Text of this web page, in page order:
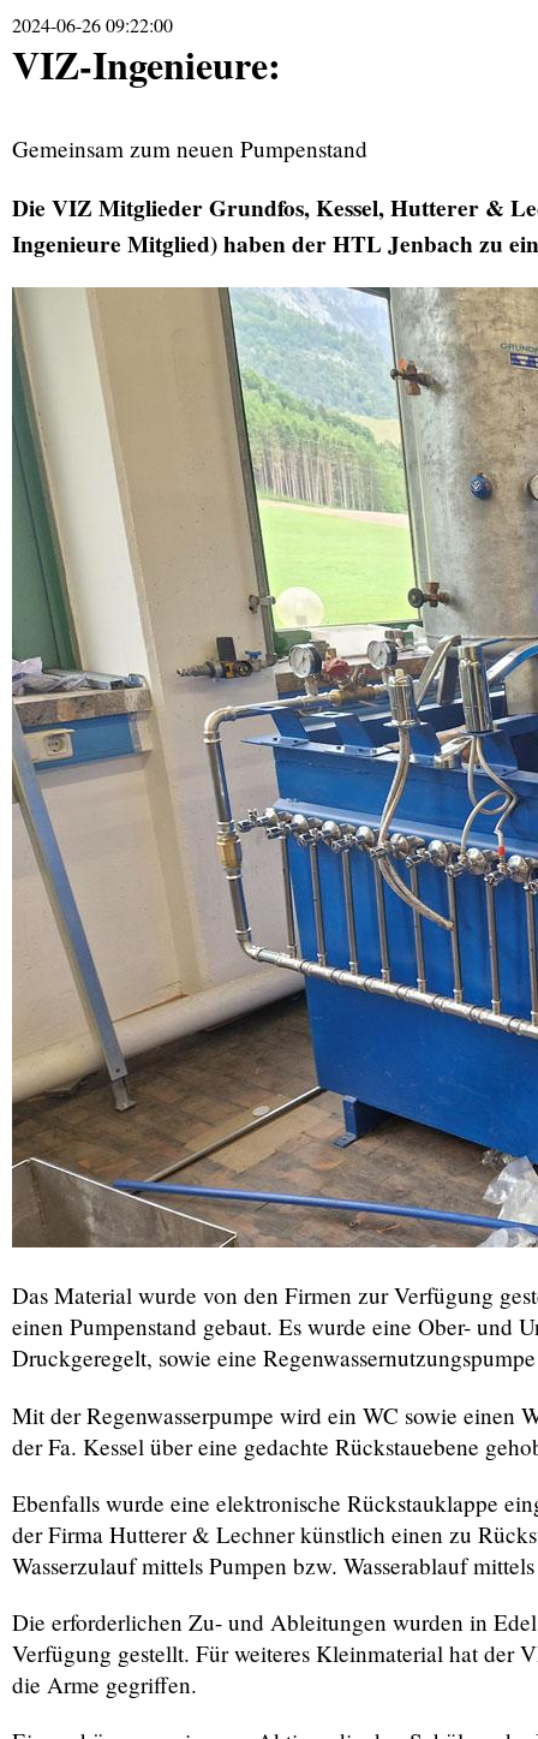
2024-06-26 09:22:00
VIZ-Ingenieure:
Gemeinsam zum neuen Pumpenstand
Die VIZ Mitglieder Grundfos, Kessel, Hutterer &
Ingenieure Mitglied) haben der HTL Jenbach zu
Das Material wurde von den Firmen zur Verfügung
einen Pumpenstand gebaut. Es wurde eine Ober- und
Druckgeregelt, sowie eine
Mit der Regenwasserpumpe wird ein WC sowie einen
der Fa. Kessel über eine gedachte Rückstauebene
Ebenfalls wurde eine elektronische Rückstauklappe
der Firma Hutterer & Lechner künstlich einen zu
Wasserzulauf mittels Pumpen bzw. Wasserablauf
Die erforderlichen Zu- und Ableitungen wurden in
Verfügung gestellt. Für weiteres Kleinmaterial hat der
die Arme gegriffen.